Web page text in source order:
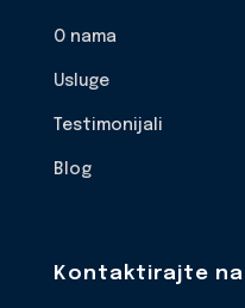
O nama
Usluge
Testimonijali
Blog
Kontaktirajte